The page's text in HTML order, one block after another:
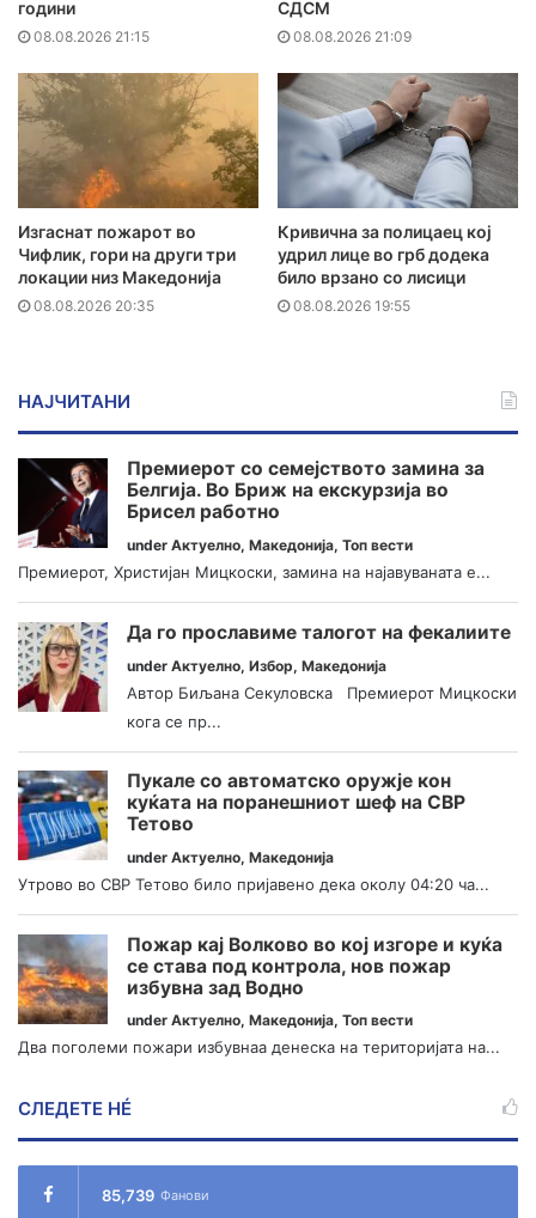
години
08.08.2026 21:15
СДСМ
08.08.2026 21:09
Изгаснат пожарот во
Чифлик, гори на други три
локации низ Македонија
08.08.2026 20:35
Кривична за полицаец кој
удрил лице во грб додека
било врзано со лисици
08.08.2026 19:55
НАЈЧИТАНИ
Премиерот со семејството замина за
Белгија. Во Бриж на екскурзија во
Брисел работно
under Актуелно, Македонија, Топ вести
Премиерот, Христијан Мицкоски, замина на најавуваната е...
Да го прославиме талогот на фекалиите
under Актуелно, Избор, Македонија
Автор Биљана Секуловска Премиерот Мицкоски
кога се пр...
Пукале со автоматско оружје кон
куќата на поранешниот шеф на СВР
Тетово
under Актуелно, Македонија
Утрово во СВР Тетово било пријавено дека околу 04:20 ча...
Пожар кај Волково во кој изгоре и куќа
се става под контрола, нов пожар
избувна зад Водно
under Актуелно, Македонија, Топ вести
Два поголеми пожари избувнаа денеска на територијата на...
СЛЕДЕТЕ НÉ
85,739 Фанови